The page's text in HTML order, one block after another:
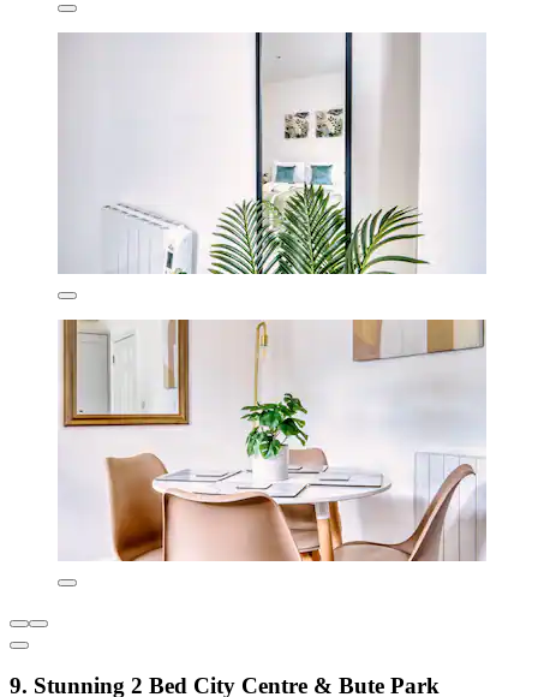
9. Stunning 2 Bed City Centre & Bute Park